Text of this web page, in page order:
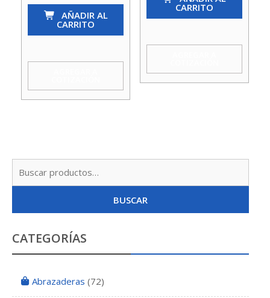
(Pie)
Ac
Acquamix
AÑADIR AL
CARRITO
1Tress
CARRITO
BUSCAR
CATEGORÍAS
Abrazaderas (72)